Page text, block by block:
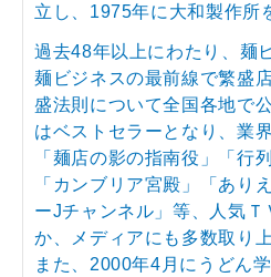
立し、1975年に大和製作所
過去48年以上にわたり、麺
麺ビジネスの最前線で繁盛
盛法則について全国各地で
はベストセラーとなり、業
「麺店の影の指南役」「行
「カンブリア宮殿」「あり
ーJチャンネル」等、人気Ｔ
か、メディアにも多数取り
また、2000年4月にうどん